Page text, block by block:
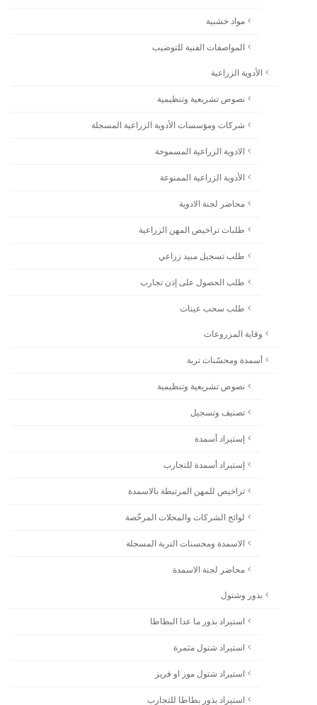
مواد خشبية
المواصفات الفنية للتوضيب
الأدوية الزراعية
نصوص تشريعية وتنظيمية
شركات ومؤسسات الأدوية الزراعية المسجلة
الادوية الزراعية المسموحة
الأدوية الزراعية الممنوعة
محاضر لجنة الادوية
طلبات تراخيص المهن الزراعية
طلب تسجيل مبيد زراعي
طلب الحصول على إذن تجارب
طلب سحب عينات
وقاية المزروعات
أسمدة ومحسّنات تربة
نصوص تشريعية وتنظيمية
تصنيف وتسجيل
إستيراد أسمدة
إستيراد أسمدة للتجارب
تراخيص للمهن المرتبطة بالاسمدة
لوائح الشركات والمحلات المرخّصة
الاسمدة ومحسنات التربة المسجلة
محاضر لجنة الاسمدة
بذور وشتول
استيراد بذور ما عدا البطاطا
استيراد شتول مثمرة
استيراد شتول موز او فريز
استيراد بذور بطاطا للتجارب